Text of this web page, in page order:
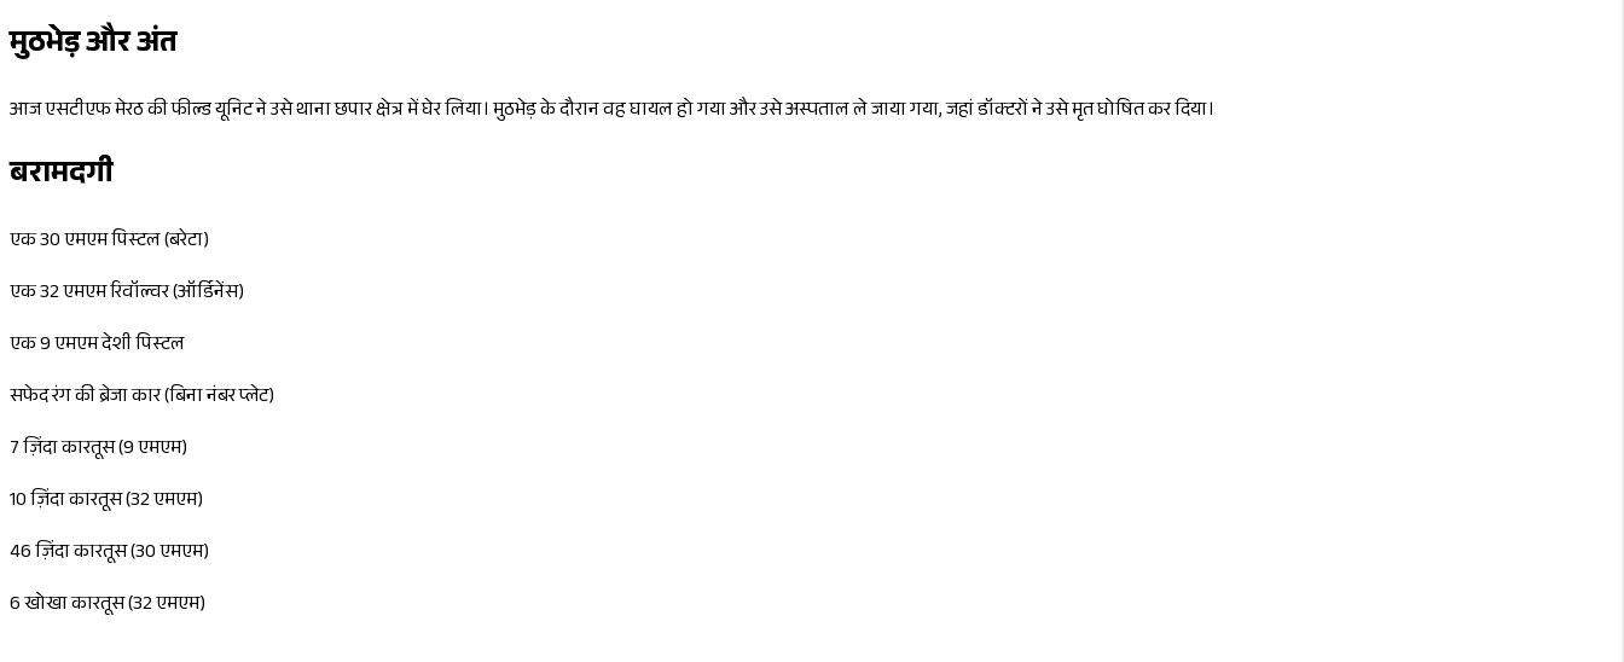
मुठभेड़ और अंत
आज एसटीएफ मेरठ की फील्ड यूनिट ने उसे थाना छपार क्षेत्र में घेर लिया। मुठभेड़ के दौरान वह घायल हो गया और उसे अस्पताल ले जाया गया, जहां डॉक्टरों ने उसे मृत घोषित कर दिया।
बरामदगी
एक 30 एमएम पिस्टल (बरेटा)
एक 32 एमएम रिवॉल्वर (ऑर्डिनेंस)
एक 9 एमएम देशी पिस्टल
सफेद रंग की ब्रेजा कार (बिना नंबर प्लेट)
7 ज़िंदा कारतूस (9 एमएम)
10 ज़िंदा कारतूस (32 एमएम)
46 ज़िंदा कारतूस (30 एमएम)
6 खोखा कारतूस (32 एमएम)